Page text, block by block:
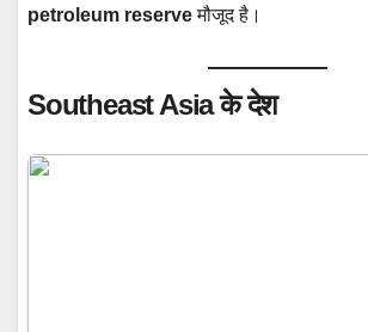
petroleum reserveमौजूद है।
Southeast Asia के देश